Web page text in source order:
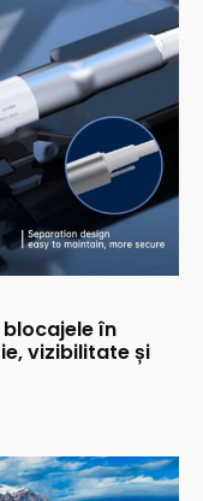
în
vizibilitate și